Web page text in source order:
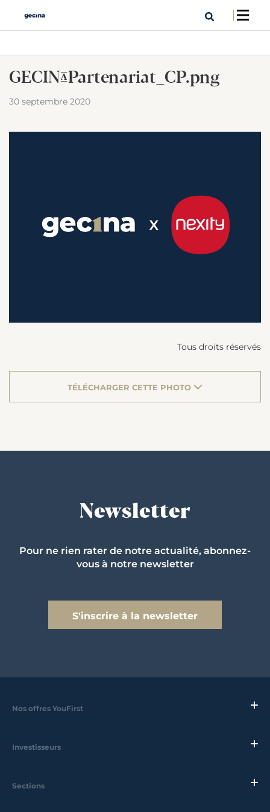
GECINA_Partenariat_CP.png
30 septembre 2020
Tous droits réservés
TÉLÉCHARGER CETTE PHOTO
Newsletter
Pour ne rien rater de notre actualité, abonnez-
vous à notre newsletter
S'inscrire à la newsletter
Nos offres YouFirst
Investisseurs
Sections